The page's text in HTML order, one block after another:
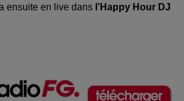
ensuite en live dans l’Happy Hour DJ